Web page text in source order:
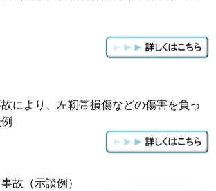
により、左靭帯損傷などの傷害を負っ
故（示談例）